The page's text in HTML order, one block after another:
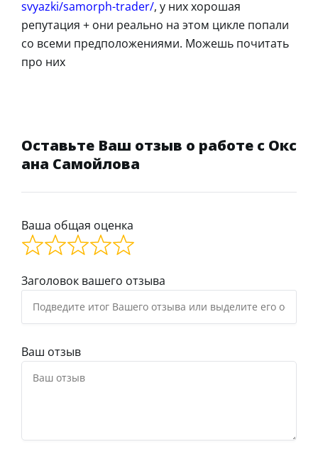
svyazki/samorph-trader/, у них хорошая
репутация + они реально на этом цикле попали
со всеми предположениями. Можешь почитать
про них
Оставьте Ваш отзыв о работе с Окс
ана Самойлова
Ваша общая оценка
Заголовок вашего отзыва
Ваш отзыв